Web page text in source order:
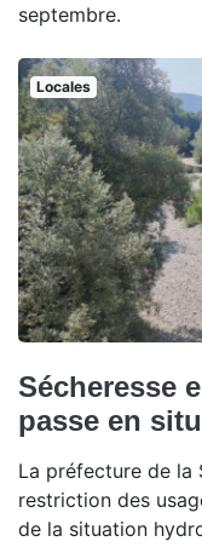
septembre.
Locales
Sécheresse
passe en
La préfecture de la
restriction des
de la situation